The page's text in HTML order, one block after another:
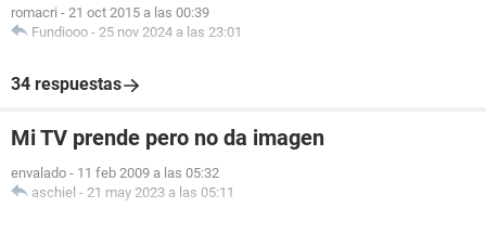
romacri - 21 oct 2015 a las 00:39
Fundiooo - 25 nov 2024 a las 23:01
34 respuestas
Mi TV prende pero no da imagen
envalado - 11 feb 2009 a las 05:32
aschiel - 21 may 2023 a las 05:11